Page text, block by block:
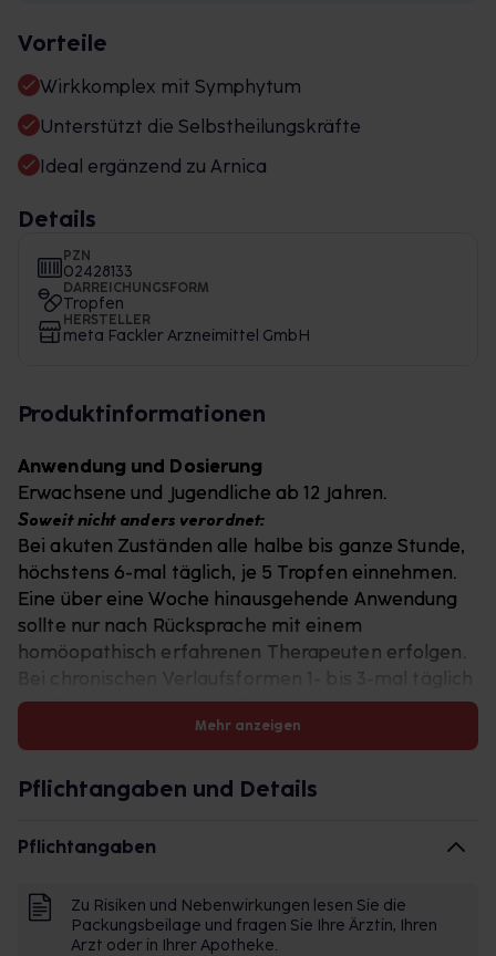
Vorteile
Wirkkomplex mit Symphytum
Unterstützt die Selbstheilungskräfte
Ideal ergänzend zu Arnica
Details
PZN
02428133
DARREICHUNGSFORM
Tropfen
HERSTELLER
meta Fackler Arzneimittel GmbH
Produktinformationen
Anwendung und Dosierung
Erwachsene und Jugendliche ab 12 Jahren.
Soweit nicht anders verordnet:
Bei akuten Zuständen alle halbe bis ganze Stunde,
höchstens 6-mal täglich, je 5 Tropfen einnehmen.
Eine über eine Woche hinausgehende Anwendung
sollte nur nach Rücksprache mit einem
homöopathisch erfahrenen Therapeuten erfolgen.
je 5 Tropfen einnehmen. Bei Besserung der
Beschwerden ist die Häufigkeit der Anwendung zu
metasymphylen Mischung
homöopathisches Arzneimittel, daher ohne Angabe
Alkohol (Ethanol) pro 5 Tropfen, entsprechend 20
Vol.-%.
Zu Risiken und Nebenwirkungen lesen Sie die
Mehr anzeigen
Pflichtangaben und Details
Pflichtangaben
Zu Risiken und Nebenwirkungen lesen Sie die
Packungsbeilage und fragen Sie Ihre Ärztin, Ihren
Arzt oder in Ihrer Apotheke.